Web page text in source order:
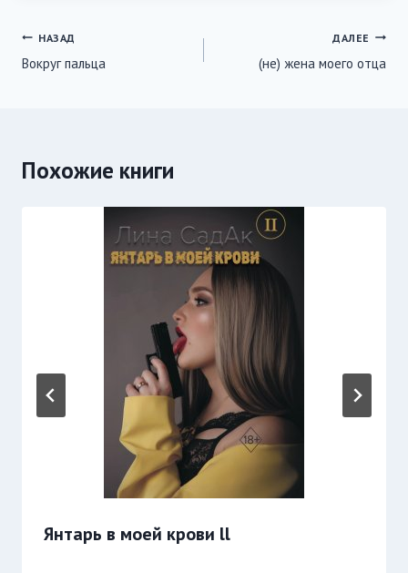
Навигация
по
НАЗАД
Вокруг пальца
ДАЛЕЕ
(не) жена моего отца
Похожие книги
Янтарь в моей крови ll